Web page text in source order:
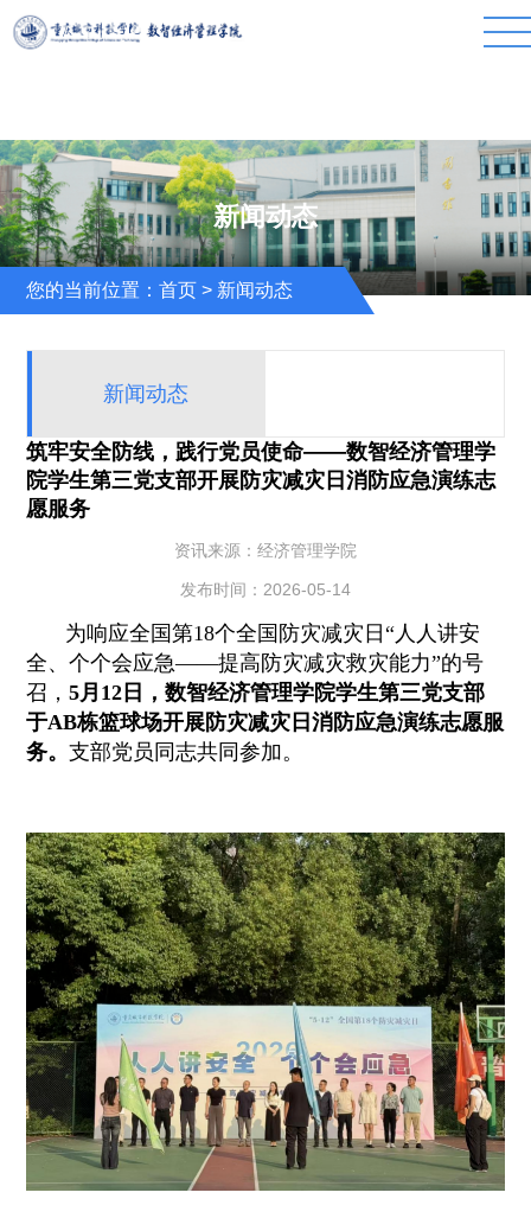
新闻动态
您的当前位置：首页 > 新闻动态
新闻动态
筑牢安全防线，践行党员使命——数智经济管理学
院学生第三党支部开展防灾减灾日消防应急演练志
愿服务
资讯来源：经济管理学院
发布时间：2026-05-14
为响应全国第18个全国防灾减灾日“人人讲安
全、个个会应急——提高防灾减灾救灾能力”的号
召，5月12日，数智经济管理学院学生第三党支部
于AB栋篮球场开展防灾减灾日消防应急演练志愿服
务。支部党员同志共同参加。